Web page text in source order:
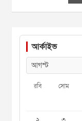
আর্কাইভ
রবি সোম